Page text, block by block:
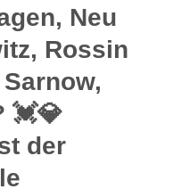
Neu
Rossin
💓️💎
der